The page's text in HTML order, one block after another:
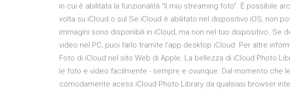
in cui è abilitata la funzionalità “Il mio streaming foto”. È possibile
volta su iCloud o sul Se iCloud è abilitato nel dispositivo iOS, non
immagini sono disponibili in iCloud, ma non nel tuo dispositivo. Se
video nel PC, puoi farlo tramite l'app desktop iCloud. Per altre
Foto di iCloud nel sito Web di Apple. La bellezza di iCloud Photo
le foto e video facilmente - sempre e ovunque. Dal momento che
comodamente acess iCloud Photo Library da qualsiasi browser